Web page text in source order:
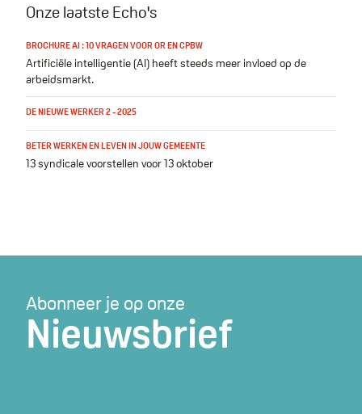
Onze laatste Echo's
BROCHURE AI : 10 VRAGEN VOOR OR EN CPBW
Artificiële intelligentie (AI) heeft steeds meer invloed op de
arbeidsmarkt.
DE NIEUWE WERKER 2 - 2025
BETER WERKEN EN LEVEN IN JOUW GEMEENTE
13 syndicale voorstellen voor 13 oktober
Abonneer je op onze
Nieuwsbrief